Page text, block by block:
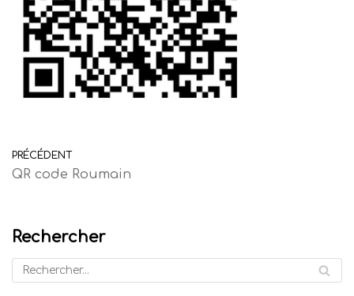
PRÉCÉDENT
QR code Roumain
Rechercher